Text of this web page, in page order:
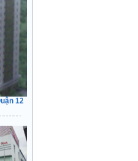
Toàn
Khách
12